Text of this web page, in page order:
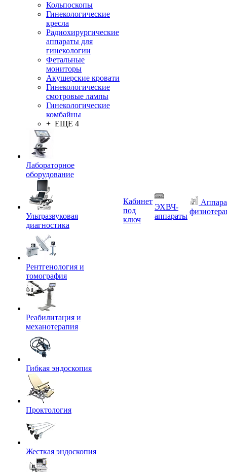
Кольпоскопы
Гинекологические
кресла
Радиохирургические
аппараты для
гинекологии
Фетальные
мониторы
Акушерские кровати
Гинекологические
смотровые лампы
Гинекологические
комбайны
+ ЕЩЕ 4
Лабораторное
оборудование
Ультразвуковая
диагностика
Рентгенология и
томография
Реабилитация и
механотерапия
Гибкая эндоскопия
Проктология
Жесткая эндоскопия
Кабинет
под
ключ
ЭХВЧ-
аппараты